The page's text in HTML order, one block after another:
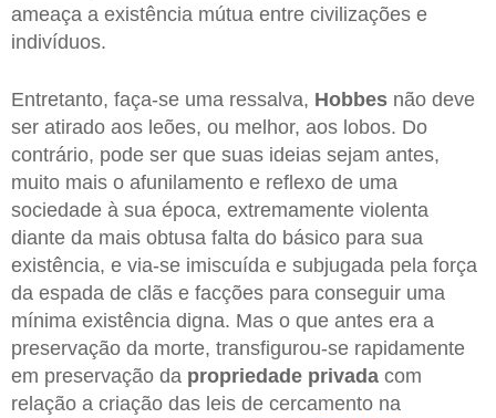
ameaça a existência mútua entre civilizações e
indivíduos.
Entretanto, faça-se uma ressalva, Hobbes não deve
ser atirado aos leões, ou melhor, aos lobos. Do
contrário, pode ser que suas ideias sejam antes,
muito mais o afunilamento e reflexo de uma
sociedade à sua época, extremamente violenta
diante da mais obtusa falta do básico para sua
existência, e via-se imiscuída e subjugada pela força
da espada de clãs e facções para conseguir uma
mínima existência digna. Mas o que antes era a
preservação da morte, transfigurou-se rapidamente
em preservação da propriedade privada com
relação a criação das leis de cercamento na